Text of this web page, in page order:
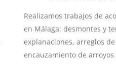
Realizamos trabajos de
en Málaga: desmontes y
explanaciones, arreglos
encauzamiento de